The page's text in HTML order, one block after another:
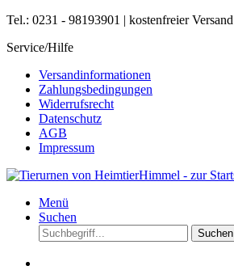
Tel.: 0231 - 98193901 | kostenfreier Versand
Service/Hilfe
Versandinformationen
Zahlungsbedingungen
Widerrufsrecht
Datenschutz
AGB
Impressum
Menü
Suchen
Suchen